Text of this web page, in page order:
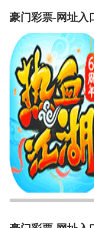
豪门彩票-网址入